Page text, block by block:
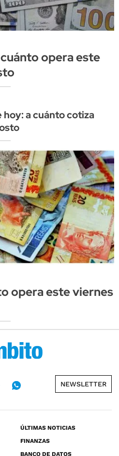
opera este
hoy: a cuánto cotiza
opera este viernes
NEWSLETTER
ÚLTIMAS NOTICIAS
FINANZAS
BANCO DE DATOS